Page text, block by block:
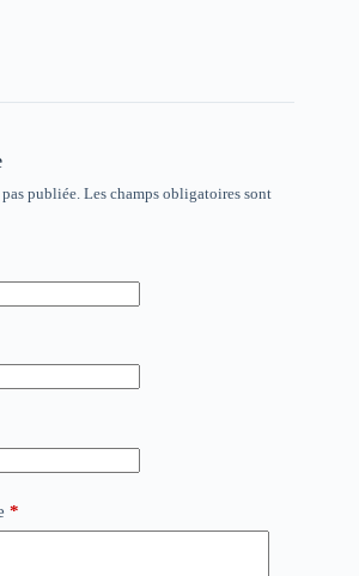
pas publiée. Les champs obligatoires sont
*